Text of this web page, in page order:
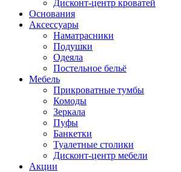
Дисконт-центр кроватей
Основания
Аксессуары
Наматрасники
Подушки
Одеяла
Постельное бельё
Мебель
Прикроватные тумбы
Комоды
Зеркала
Пуфы
Банкетки
Туалетные столики
Дисконт-центр мебели
Акции